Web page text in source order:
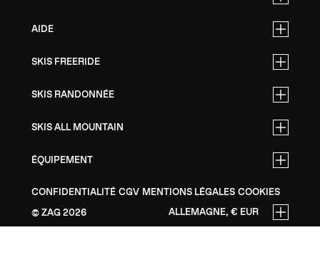
AIDE
SKIS FREERIDE
SKIS RANDONNÉE
SKIS ALL MOUNTAIN
ÉQUIPEMENT
CONFIDENTIALITÉ CGV MENTIONS LÉGALES COOKIES
ZAG 2026 ALLEMAGNE, € EUR